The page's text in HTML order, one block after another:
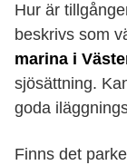
Hur är
beskrivs som
marina i
sjösättning.
goda
Finns det